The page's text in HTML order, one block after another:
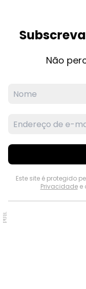
Não
Este site é protegido
Privacidadee
PUB.